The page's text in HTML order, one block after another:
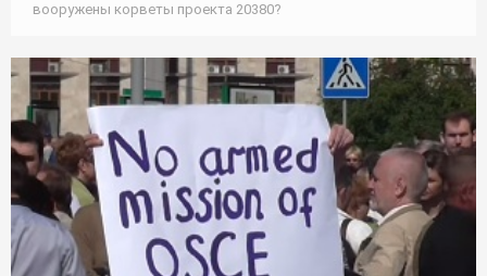
вооружены корветы проекта 20380?